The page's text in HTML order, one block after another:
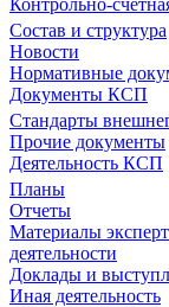
Контрольно-
Состав и структура
Новости
Нормативные
Документы КСП
Стандарты
Прочие документы
Деятельность КСП
Планы
Отчеты
Материалы
деятельности
Доклады и
Иная деятельность